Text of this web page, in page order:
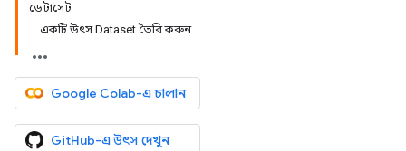
ডেটাসেট
একটি উৎস Dataset তৈরি করুন
Google Colab-এ চালান
GitHub-এ উৎস দেখুন